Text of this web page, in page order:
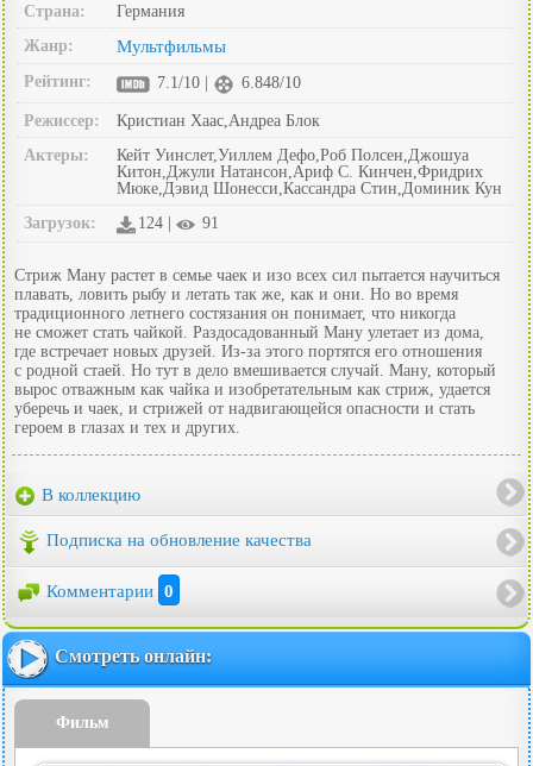
Страна:
Германия
Жанр:
Мультфильмы
Рейтинг: 7.1/10 | 6.848/10
Режиссер:
Кристиан Хаас,Андреа Блок
Актеры:
Кейт Уинслет,Уиллем Дефо,Роб Полсен,Джошуа
Китон,Джули Натансон,Ариф С. Кинчен,Фридрих
Мюке,Дэвид Шонесси,Кассандра Стин,Доминик Кун
Загрузок:
124 | 91
Стриж Ману растет в семье чаек и изо всех сил пытается научиться
плавать, ловить рыбу и летать так же, как и они. Но во время
традиционного летнего состязания он понимает, что никогда
не сможет стать чайкой. Раздосадованный Ману улетает из дома,
где встречает новых друзей. Из-за этого портятся его отношения
с родной стаей. Но тут в дело вмешивается случай. Ману, который
вырос отважным как чайка и изобретательным как стриж, удается
уберечь и чаек, и стрижей от надвигающейся опасности и стать
героем в глазах и тех и других.
В коллекцию
Подписка на обновление качества
Комментарии 0
Смотреть онлайн:
Фильм